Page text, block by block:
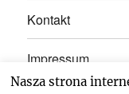
Kontakt
Impressum
Nasza strona